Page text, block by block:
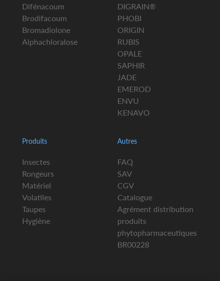
Difénacoum
Brodifacoum
Bromadiolone
Alphachloralose
DIGRAIN®
PHOBI
ORIGIN
RUBIS
OPALE
SAPHIR
JADE
EMEROD
ENVU
KENAVO
Produits
Insectes
Rongeurs
Matériel
Volatiles
Taupes
Hygiène
Autres
FAQ
SAV
CGV
Catalogue
Agrément distribution
produits
phytopharmaceutiques
BR00228